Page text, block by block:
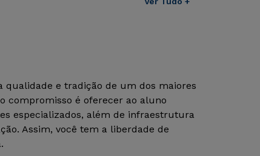
qualidade e tradição de um dos maiores
compromisso é oferecer ao aluno
especializados, além de infraestrutura
Assim, você tem a liberdade de